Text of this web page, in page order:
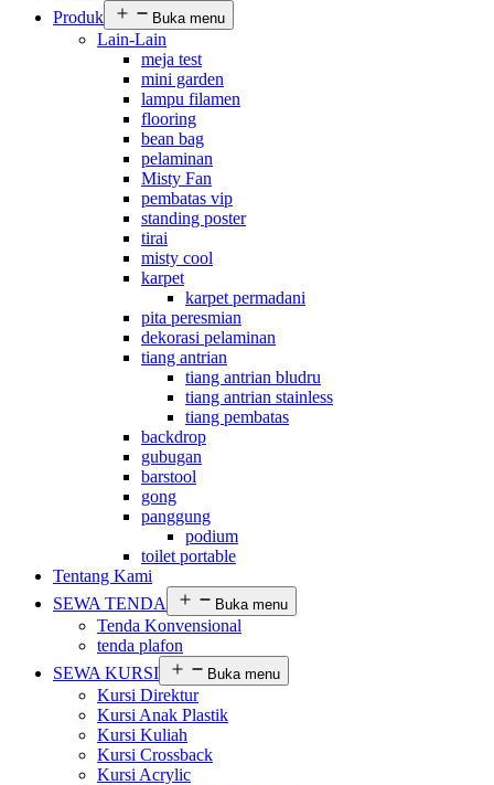
Produk
Buka menu
Lain-Lain
meja test
mini garden
lampu filamen
flooring
bean bag
pelaminan
Misty Fan
pembatas vip
standing poster
tirai
misty cool
karpet
karpet permadani
pita peresmian
dekorasi pelaminan
tiang antrian
tiang antrian bludru
tiang antrian stainless
tiang pembatas
backdrop
gubugan
barstool
gong
panggung
podium
toilet portable
Tentang Kami
SEWA TENDA
Buka menu
Tenda Konvensional
tenda plafon
SEWA KURSI
Buka menu
Kursi Direktur
Kursi Anak Plastik
Kursi Kuliah
Kursi Crossback
Kursi Acrylic